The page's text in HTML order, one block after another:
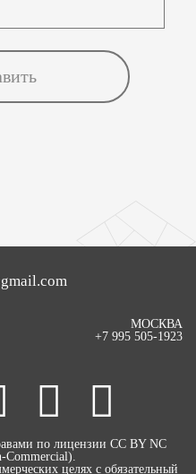
МОСКВА
+7 995 505-1923
по лицензии CC BY NC
целях с обязательный